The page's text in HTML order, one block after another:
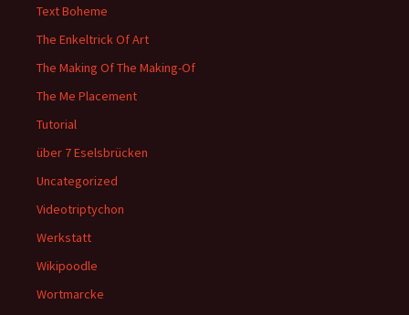
Text Boheme
The Enkeltrick Of Art
The Making Of The Making-Of
The Me Placement
Tutorial
über 7 Eselsbrücken
Uncategorized
Videotriptychon
Werkstatt
Wikipoodle
Wortmarcke